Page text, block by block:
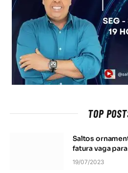
TOP
Saltos
fatura vaga
19/07/2023